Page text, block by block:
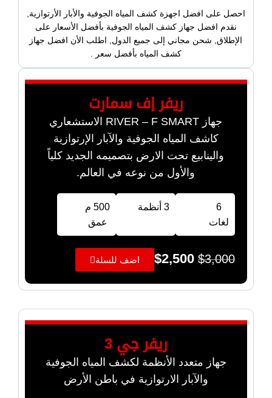
احصل على افضل اجهزة كشف المياه الجوفية والأبار الأرتوازية,
نقدم افضل جهاز كشف المياه الجوفية بأفضل الأسعار على
الإطلاق, شحن مجاني إلى جميع الدول, اطلب الأن افضل جهاز
كشف المياه بأفضل سعر .
ريفر إف سمارت
جهاز RIVER – F SMART الاستشعاري
كاشف المياه الجوفية والآبار الإرتوازية
والينابيع تحت الارض بتصميمه الجديد كلياً
والأول من نوعه في العالم.
6
لغات
3 أنظمة
500 م
عمق
$3,000
$2,500 اضف للسلة
ريفر جي 3
جهاز متعدد الأنظمة لكشف المياه الجوفية
والآبار الارتوازية في باطن الأرض